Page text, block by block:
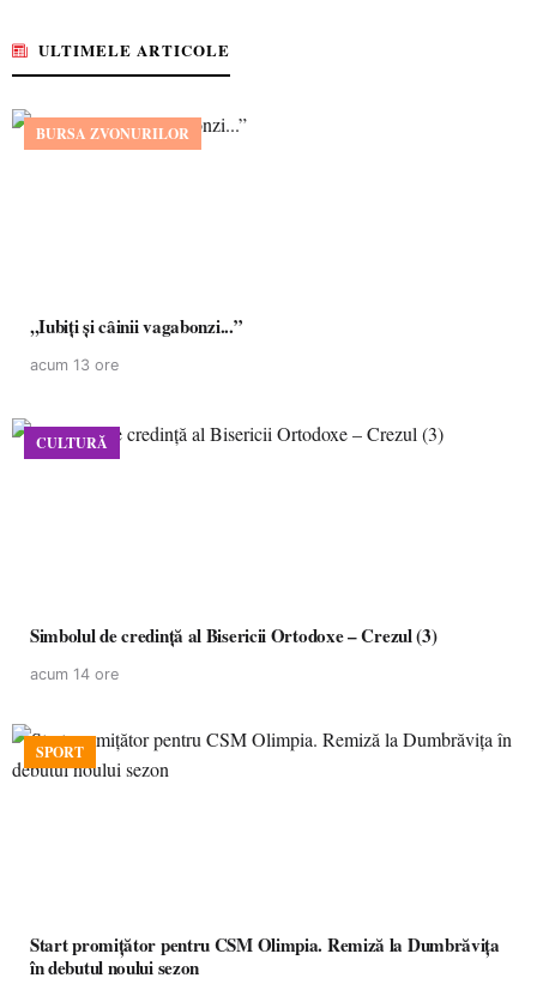
ULTIMELE ARTICOLE
BURSA ZVONURILOR
,,Iubiți și câinii vagabonzi...”
acum 13 ore
CULTURĂ
Simbolul de credinţă al Bisericii Ortodoxe – Crezul (3)
acum 14 ore
SPORT
Start promițător pentru CSM Olimpia. Remiză la Dumbrăvița
în debutul noului sezon